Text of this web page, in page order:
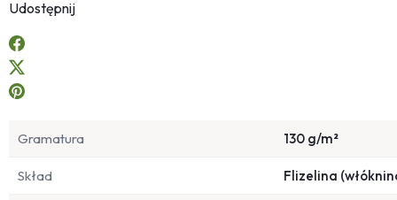
Udostępnij
Gramatura 130 g/m²
Skład Flizelina